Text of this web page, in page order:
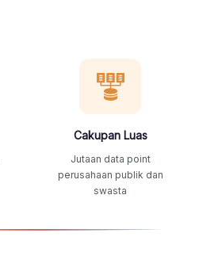
Cakupan Luas
Jutaan data point
perusahaan publik dan
swasta